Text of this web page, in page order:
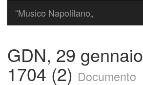
“Musico Napolitano„
GDN, 29 gennaio
1704 (2) Documento